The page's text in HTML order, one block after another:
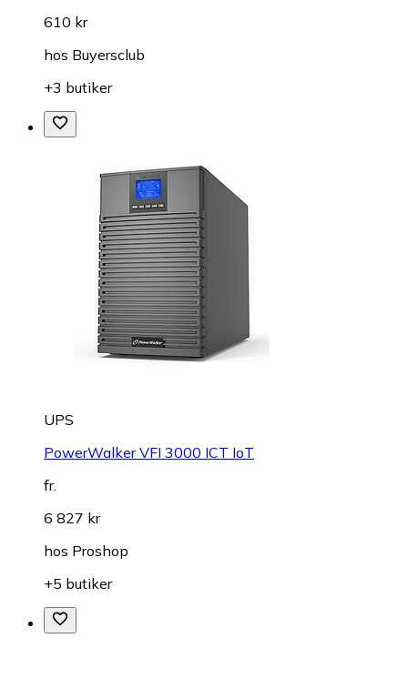
610 kr
hos Buyersclub
+3 butiker
UPS
PowerWalker VFI 3000 ICT IoT
fr.
6 827 kr
hos Proshop
+5 butiker